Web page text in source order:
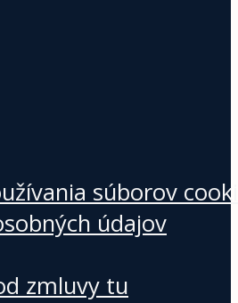
súborov
údajov
zmluvy tu